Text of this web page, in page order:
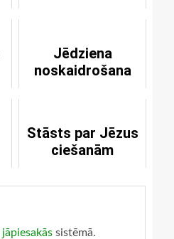
Jēdziena
noskaidrošana
Stāsts par Jēzus
ciešanām
jāpiesakās sistēmā.